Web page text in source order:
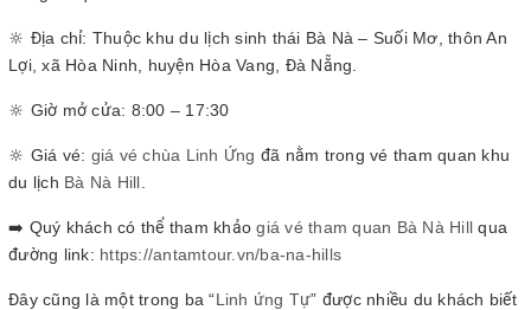
🔆 Địa chỉ: Thuộc khu du lịch sinh thái Bà Nà – Suối Mơ, thôn An
Lợi, xã Hòa Ninh, huyện Hòa Vang, Đà Nẵng.
🔆 Giờ mở cửa: 8:00 – 17:30
🔆 Giá vé: giá vé chùa Linh Ứng đã nằm trong vé tham quan khu
du lịch Bà Nà Hill.
➡️ Quý khách có thể tham khảogiá vé tham quan Bà Nà Hill qua
đường link: https://antamtour.vn/ba-na-hills
Đây cũng là một trong ba “Linh ứng Tự” được nhiều du khách biết